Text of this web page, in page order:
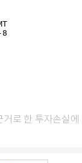
로 한 투자손실에